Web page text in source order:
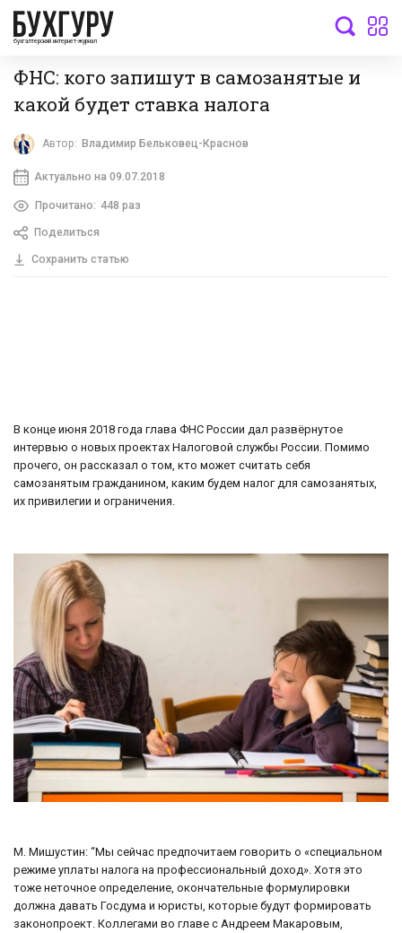
бухгалтерский интернет-журнал
ФНС: кого запишут в самозанятые и
какой будет ставка налога
Автор: Владимир Бельковец-Краснов
Актуально на 09.07.2018
Прочитано: 448 раз
Поделиться
Сохранить статью
В конце июня 2018 года глава ФНС России дал развёрнутое
интервью о новых проектах Налоговой службы России. Помимо
прочего, он рассказал о том, кто может считать себя
самозанятым гражданином, каким будем налог для самозанятых,
их привилегии и ограничения.
М. Мишустин: “Мы сейчас предпочитаем говорить о «специальном
режиме уплаты налога на профессиональный доход». Хотя это
тоже неточное определение, окончательные формулировки
должна давать Госдума и юристы, которые будут формировать
законопроект. Коллегами во главе с Андреем Макаровым,